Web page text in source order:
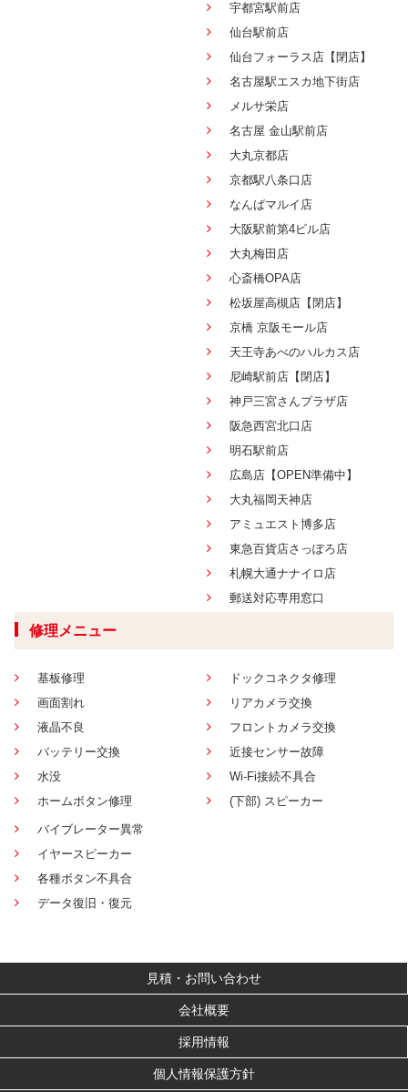
宇都宮駅前店
仙台駅前店
仙台フォーラス店【閉店】
名古屋駅エスカ地下街店
メルサ栄店
名古屋 金山駅前店
大丸京都店
京都駅八条口店
なんばマルイ店
大阪駅前第4ビル店
大丸梅田店
心斎橋OPA店
松坂屋高槻店【閉店】
京橋 京阪モール店
天王寺あべのハルカス店
尼崎駅前店【閉店】
神戸三宮さんプラザ店
阪急西宮北口店
明石駅前店
広島店【OPEN準備中】
大丸福岡天神店
アミュエスト博多店
東急百貨店さっぽろ店
札幌大通ナナイロ店
郵送対応専用窓口
修理メニュー
基板修理
画面割れ
液晶不良
バッテリー交換
水没
ホームボタン修理
ドックコネクタ修理
リアカメラ交換
フロントカメラ交換
近接センサー故障
Wi-Fi接続不具合
(下部) スピーカー
バイブレーター異常
イヤースピーカー
各種ボタン不具合
データ復旧・復元
見積・お問い合わせ
会社概要
採用情報
個人情報保護方針